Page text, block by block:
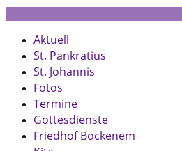
Aktuell
St. Pankratius
St. Johannis
Fotos
Termine
Gottesdienste
Friedhof Bockenem